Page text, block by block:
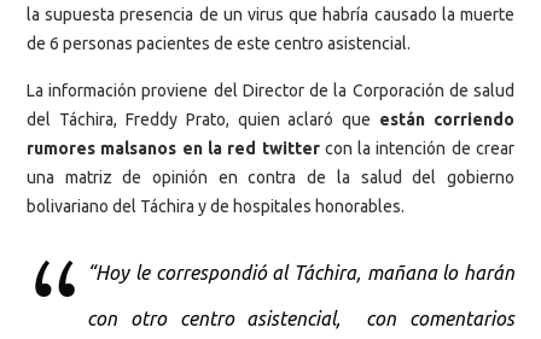
la supuesta presencia de un virus que habría causado la muerte
de 6 personas pacientes de este centro asistencial.
La información proviene del Director de la Corporación de salud
del Táchira, Freddy Prato, quien aclaró que están corriendo
rumores malsanos en la red twittercon la intención de crear
una matriz de opinión en contra de la salud del gobierno
bolivariano del Táchira y de hospitales honorables.
“Hoy le correspondió al Táchira, mañana lo harán
con otro centro asistencial, con comentarios